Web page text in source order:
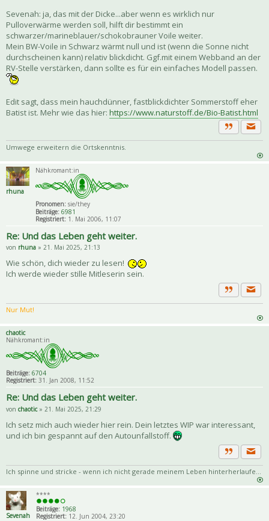
Sevenah: ja, das mit der Dicke...aber wenn es wirklich nur
Pulloverwärme werden soll, hilft dir bestimmt ein
schwarzer/marineblauer/schokobrauner Voile weiter.
Mein BW-Voile in Schwarz wärmt null und ist (wenn die Sonne nicht
durchscheinen kann) relativ blickdicht. Ggf.mit einem Webband an der
RV-Stelle verstärken, dann sollte es für ein einfaches Modell passen.
Edit sagt, dass mein hauchdünner, fastblickdichter Sommerstoff eher
Batist ist. Mehr wie das hier: https://www.naturstoff.de/Bio-Batist.html
Zitat
Umwege erweitern die Ortskenntnis.
rhuna
Nähkromant:in
Pronomen:sie/they
Beiträge: 6981
Registriert:1. Mai 2006, 11:07
Re: Und das Leben geht weiter.
von rhuna » 21. Mai 2025, 21:13
Wie schön, dich wieder zu lesen!
Ich werde wieder stille Mitleserin sein.
Zitat
Nur Mut!
chaotic
Nähkromant:in
Beiträge: 6704
Registriert: 31. Jan 2008, 11:52
Re: Und das Leben geht weiter.
von chaotic» 21. Mai 2025, 21:29
Ich setz mich auch wieder hier rein. Dein letztes WIP war interessant,
und ich bin gespannt auf den Autounfallstoff.
Zitat
Ich spinne und stricke - wenn ich nicht gerade meinem Leben hinterherlaufe...
Sevenah
****
Beiträge: 1968
Registriert: 12. Jun 2004, 23:20